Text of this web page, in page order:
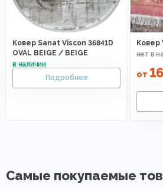
Ковер Sanat Viscon 36841D
OVAL BEIGE / BEIGE
Ковер
от
Самые покупаемые